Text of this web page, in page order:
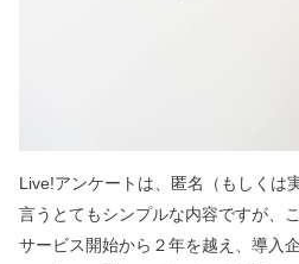
Live!アンケートは、匿名（もしくは
言うとてもシンプルな内容ですが、
サービス開始から２年を越え、導入